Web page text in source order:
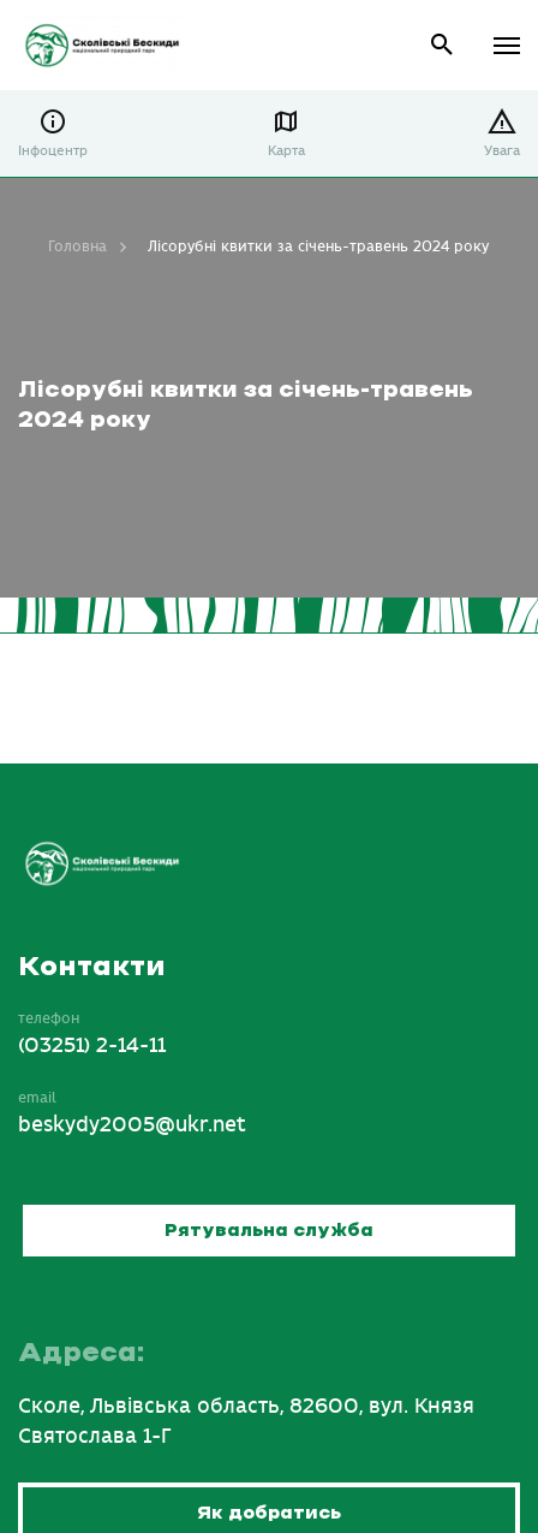
Інфоцентр Карта Увага
Лісорубні квитки за січень-травень
2024 року
Головна Лісорубні квитки за січень-травень 2024 року
Контакти
телефон
(03251) 2-14-11
email
beskydy2005@ukr.net
Рятувальна служба
Адреса:
Сколе, Львівська область, 82600, вул. Князя
Святослава 1-Г
Як добратись